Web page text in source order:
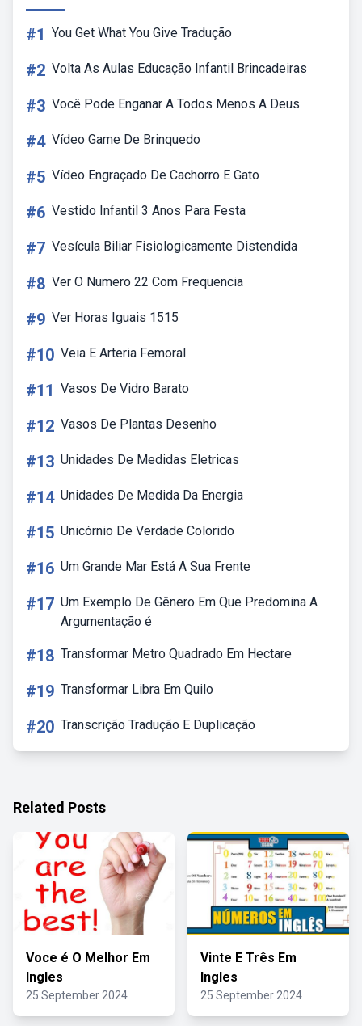
#1 You Get What You Give Tradução
#2 Volta As Aulas Educação Infantil Brincadeiras
#3 Você Pode Enganar A Todos Menos A Deus
#4 Vídeo Game De Brinquedo
#5 Vídeo Engraçado De Cachorro E Gato
#6 Vestido Infantil 3 Anos Para Festa
#7 Vesícula Biliar Fisiologicamente Distendida
#8 Ver O Numero 22 Com Frequencia
#9 Ver Horas Iguais 1515
#10 Veia E Arteria Femoral
#11 Vasos De Vidro Barato
#12 Vasos De Plantas Desenho
#13 Unidades De Medidas Eletricas
#14 Unidades De Medida Da Energia
#15 Unicórnio De Verdade Colorido
#16 Um Grande Mar Está A Sua Frente
#17 Um Exemplo De Gênero Em Que Predomina A
Argumentação é
#18 Transformar Metro Quadrado Em Hectare
#19 Transformar Libra Em Quilo
#20 Transcrição Tradução E Duplicação
Related Posts
Voce é O Melhor Em
Ingles
25 September 2024
Vinte E Três Em
Ingles
25 September 2024